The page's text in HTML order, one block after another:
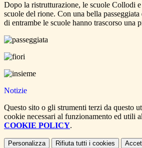
Dopo la ristrutturazione, le scuole Collodi
scuole del rione. Con una bella
di entrambe le scuole hanno trascorso una
Notizie
Questo sito o gli strumenti terzi da questo
cookie necessari al funzionamento ed utili
COOKIE POLICY.
Personalizza Rifiuta tutti i cookies